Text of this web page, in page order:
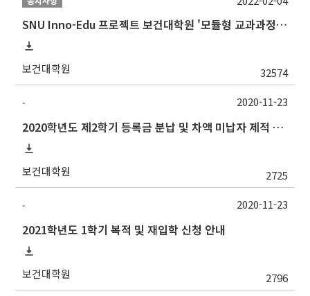
SNU Inno-Edu 프로젝트 보건대학원 '모듈형 교과과정' 안내(revised 2022/2/28)
보건대학원 32574
-
2020학년도 제2학기 등록금 분납 및 차액 미납자 제적 예정 알림
보건대학원 2725
2020-11-23
-
2021학년도 1학기 복적 및 재입학 신청 안내
보건대학원 2796
2020-11-23